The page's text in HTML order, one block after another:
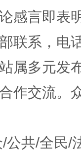
感言即表
联系，电
属多元发
作交流。
公共/全民/